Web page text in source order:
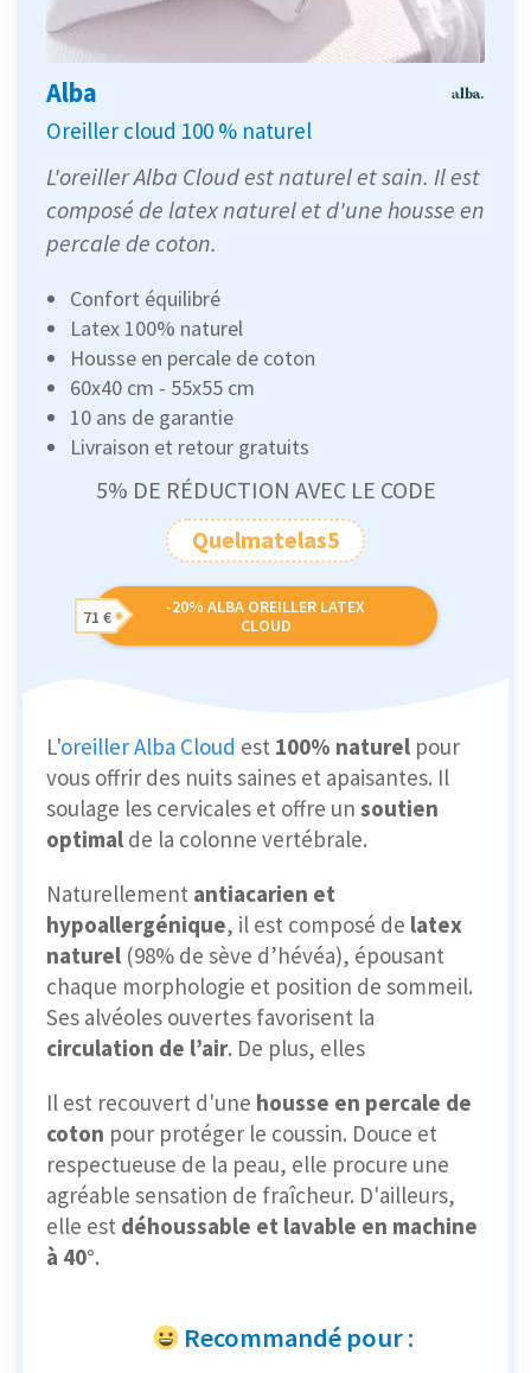
Alba
Oreiller cloud 100 % naturel
L'oreiller Alba Cloud est naturel et sain. Il est
composé de latex naturel et d'une housse en
percale de coton.
Confort équilibré
Latex 100% naturel
Housse en percale de coton
60x40 cm - 55x55 cm
10 ans de garantie
Livraison et retour gratuits
5% DE RÉDUCTION AVEC LE CODE
Quelmatelas5
-20% ALBA OREILLER LATEX
CLOUD
71 €
L'oreiller Alba Cloud est 100% naturel pour
vous offrir des nuits saines et apaisantes. Il
soulage les cervicales et offre un soutien
optimal de la colonne vertébrale.
Naturellement antiacarien et
hypoallergénique, il est composé de latex
naturel (98% de sève d’hévéa), épousant
chaque morphologie et position de sommeil.
Ses alvéoles ouvertes favorisent la
circulation de l’air. De plus, elles
Il est recouvert d'une housse en percale de
coton pour protéger le coussin. Douce et
respectueuse de la peau, elle procure une
agréable sensation de fraîcheur. D'ailleurs,
elle est déhoussable et lavable en machine
à 40°.
Recommandé pour :